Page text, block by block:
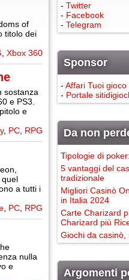
of
titolo dei
Xbox 360
sostanza
e PS3.
e
, PC RPG
quel
a tutti i
PC RPG
nulla
e
- Twitter
- Facebook
- Telegram
Sponsor
- Affari Tuoi gioco
- Portale
Da non
Tipologie di
5 vantaggi del
tradizionale
Migliori Casinò
in Italia 2024
Carte Charizard
Charizard più
Giochi da
Argomenti